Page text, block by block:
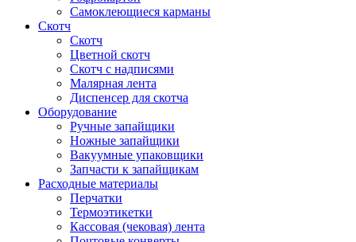
Самоклеющиеся карманы
Скотч
Скотч
Цветной скотч
Скотч с надписями
Малярная лента
Диспенсер для скотча
Оборудование
Ручные запайщики
Ножные запайщики
Вакуумные упаковщики
Запчасти к запайщикам
Расходные материалы
Перчатки
Термоэтикетки
Кассовая (чековая) лента